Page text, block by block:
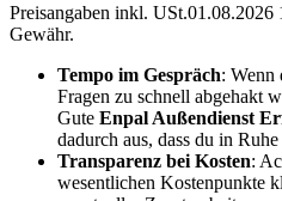
Preisangaben inkl.
Gewähr.
Tempo im Gespräch: Wenn
Fragen zu schnell abgehakt
Gute Enpal Außendienst
dadurch aus, dass du in
Transparenz bei Kosten:
wesentlichen Kostenpunkte